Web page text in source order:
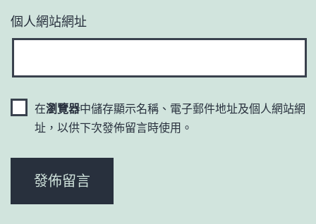
個人網站網址
在瀏覽器中儲存顯示名稱、電子郵件地址及個人網站網
址，以供下次發佈留言時使用。